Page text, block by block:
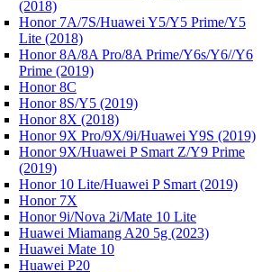
(2018)
Honor 7A/7S/Huawei Y5/Y5 Prime/Y5
Lite (2018)
Honor 8A/8A Pro/8A Prime/Y6s/Y6//Y6
Prime (2019)
Honor 8C
Honor 8S/Y5 (2019)
Honor 8X (2018)
Honor 9X Pro/9X/9i/Huawei Y9S (2019)
Honor 9X/Huawei P Smart Z/Y9 Prime
(2019)
Honor 10 Lite/Huawei P Smart (2019)
Honor 7X
Honor 9i/Nova 2i/Mate 10 Lite
Huawei Miamang A20 5g (2023)
Huawei Mate 10
Huawei P20